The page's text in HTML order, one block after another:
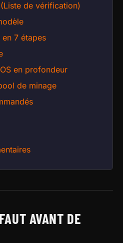
de vérification)
7 étapes
en profondeur
de minage
AVANT DE